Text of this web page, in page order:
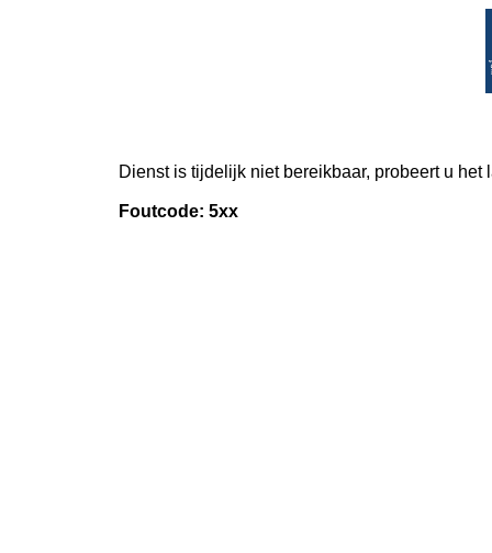
Dienst is tijdelijk niet bereikbaar, probeert u het
Foutcode: 5xx